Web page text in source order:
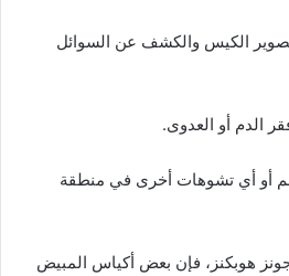
الكيس والكشف عن السوائل
الدم أو العدوى.
أو أي تشوهات أخرى في منطقة
هوبكنز، فإن بعض أكياس المبيض